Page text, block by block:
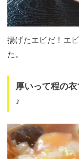
揚げたエビだ！エ
た。
厚いって程の
♪